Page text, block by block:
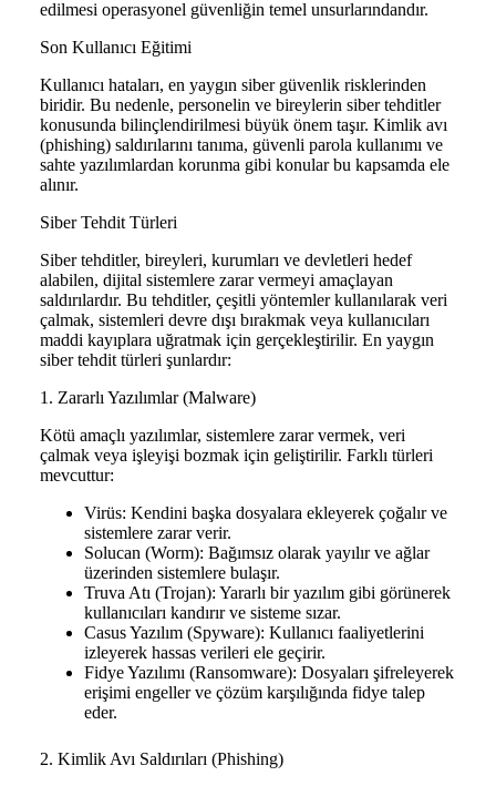
edilmesi operasyonel güvenliğin temel unsurlarındandır.
Son Kullanıcı Eğitimi
Kullanıcı hataları, en yaygın siber güvenlik risklerinden
biridir. Bu nedenle, personelin ve bireylerin siber tehditler
konusunda bilinçlendirilmesi büyük önem taşır. Kimlik avı
(phishing) saldırılarını tanıma, güvenli parola kullanımı ve
sahte yazılımlardan korunma gibi konular bu kapsamda ele
alınır.
Siber Tehdit Türleri
Siber tehditler, bireyleri, kurumları ve devletleri hedef
alabilen, dijital sistemlere zarar vermeyi amaçlayan
saldırılardır. Bu tehditler, çeşitli yöntemler kullanılarak veri
çalmak, sistemleri devre dışı bırakmak veya kullanıcıları
maddi kayıplara uğratmak için gerçekleştirilir. En yaygın
siber tehdit türleri şunlardır:
1. Zararlı Yazılımlar (Malware)
Kötü amaçlı yazılımlar, sistemlere zarar vermek, veri
çalmak veya işleyişi bozmak için geliştirilir. Farklı türleri
mevcuttur:
Virüs: Kendini başka dosyalara ekleyerek çoğalır ve
sistemlere zarar verir.
Solucan (Worm): Bağımsız olarak yayılır ve ağlar
üzerinden sistemlere bulaşır.
Truva Atı (Trojan): Yararlı bir yazılım gibi görünerek
kullanıcıları kandırır ve sisteme sızar.
Casus Yazılım (Spyware): Kullanıcı faaliyetlerini
izleyerek hassas verileri ele geçirir.
Fidye Yazılımı (Ransomware): Dosyaları şifreleyerek
erişimi engeller ve çözüm karşılığında fidye talep
eder.
2. Kimlik Avı Saldırıları (Phishing)